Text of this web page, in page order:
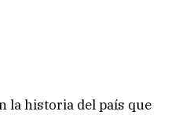
la historia del país que